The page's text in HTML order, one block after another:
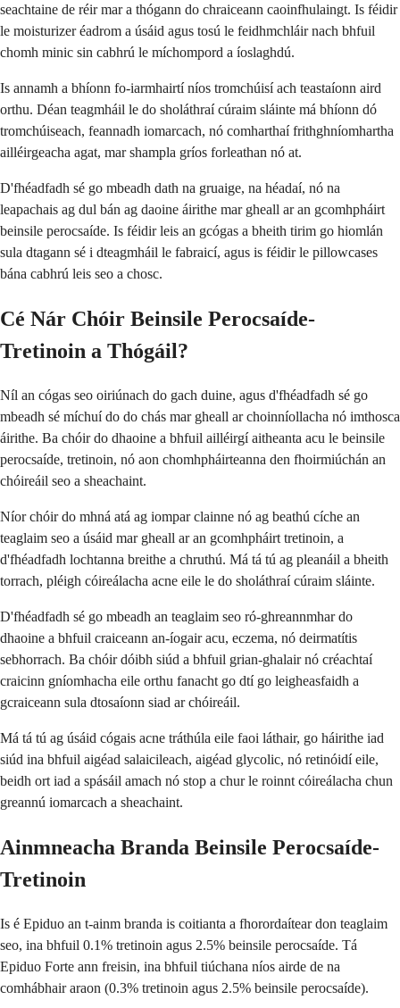
seachtaine de réir mar a thógann do chraiceann caoinfhulaingt. Is féidir
le moisturizer éadrom a úsáid agus tosú le feidhmchláir nach bhfuil
chomh minic sin cabhrú le míchompord a íoslaghdú.
Is annamh a bhíonn fo-iarmhairtí níos tromchúisí ach teastaíonn aird
orthu. Déan teagmháil le do sholáthraí cúraim sláinte má bhíonn dó
tromchúiseach, feannadh iomarcach, nó comharthaí frithghníomhartha
ailléirgeacha agat, mar shampla gríos forleathan nó at.
D'fhéadfadh sé go mbeadh dath na gruaige, na héadaí, nó na
leapachais ag dul bán ag daoine áirithe mar gheall ar an gcomhpháirt
beinsile perocsaíde. Is féidir leis an gcógas a bheith tirim go hiomlán
sula dtagann sé i dteagmháil le fabraicí, agus is féidir le pillowcases
bána cabhrú leis seo a chosc.
Cé Nár Chóir Beinsile Perocsaíde-
Tretinoin a Thógáil?
Níl an cógas seo oiriúnach do gach duine, agus d'fhéadfadh sé go
mbeadh sé míchuí do do chás mar gheall ar choinníollacha nó imthosca
áirithe. Ba chóir do dhaoine a bhfuil ailléirgí aitheanta acu le beinsile
perocsaíde, tretinoin, nó aon chomhpháirteanna den fhoirmiúchán an
chóireáil seo a sheachaint.
Níor chóir do mhná atá ag iompar clainne nó ag beathú cíche an
teaglaim seo a úsáid mar gheall ar an gcomhpháirt tretinoin, a
d'fhéadfadh lochtanna breithe a chruthú. Má tá tú ag pleanáil a bheith
torrach, pléigh cóireálacha acne eile le do sholáthraí cúraim sláinte.
D'fhéadfadh sé go mbeadh an teaglaim seo ró-ghreannmhar do
dhaoine a bhfuil craiceann an-íogair acu, eczema, nó deirmatítis
sebhorrach. Ba chóir dóibh siúd a bhfuil grian-ghalair nó créachtaí
craicinn gníomhacha eile orthu fanacht go dtí go leigheasfaidh a
gcraiceann sula dtosaíonn siad ar chóireáil.
Má tá tú ag úsáid cógais acne tráthúla eile faoi láthair, go háirithe iad
siúd ina bhfuil aigéad salaicileach, aigéad glycolic, nó retinóidí eile,
beidh ort iad a spásáil amach nó stop a chur le roinnt cóireálacha chun
greannú iomarcach a sheachaint.
Ainmneacha Branda Beinsile Perocsaíde-
Tretinoin
Is é Epiduo an t-ainm branda is coitianta a fhorordaítear don teaglaim
seo, ina bhfuil 0.1% tretinoin agus 2.5% beinsile perocsaíde. Tá
Epiduo Forte ann freisin, ina bhfuil tiúchana níos airde de na
comhábhair araon (0.3% tretinoin agus 2.5% beinsile perocsaíde).